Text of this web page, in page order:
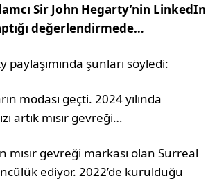
Sir John Hegarty’nin LinkedIn
değerlendirmede…
paylaşımında şunları söyledi:
modası geçti. 2024 yılında
artık mısır gevreği…
mısır gevreği markası olan Surreal
ediyor. 2022’de kurulduğu